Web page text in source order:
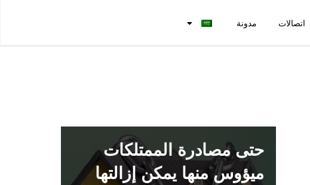
اتصالات مدونة
حتى مصادرة الممتلكات
ميؤوس منها يمكن إزالتها